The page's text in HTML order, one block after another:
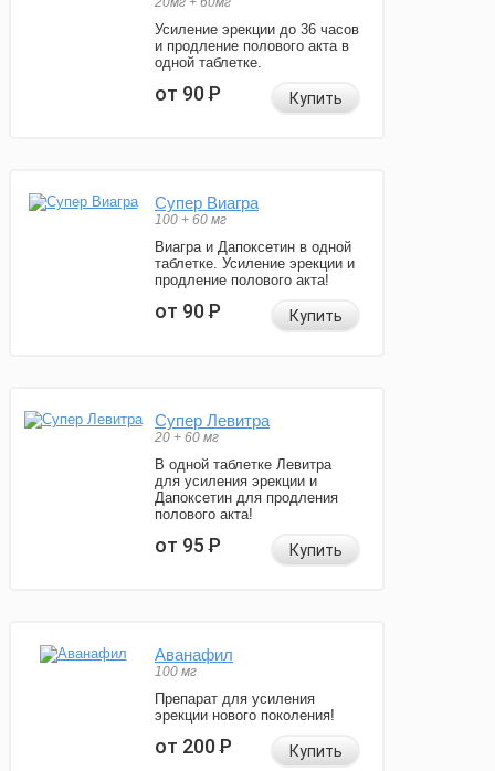
Усиление эрекции до 36 часов
и продление полового акта в
одной таблетке.
от 90Р Купить
Супер Виагра
100 + 60 мг
Виагра и Дапоксетин в одной
таблетке. Усиление эрекции и
продление полового акта!
от 90Р Купить
Супер Левитра
20 + 60 мг
В одной таблетке Левитра
для усиления эрекции и
Дапоксетин для продления
полового акта!
от 95Р Купить
Аванафил
100 мг
Препарат для усиления
эрекции нового поколения!
от 200Р Купить